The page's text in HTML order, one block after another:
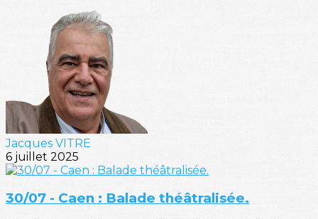
Jacques VITRE
6 juillet 2025
30/07 - Caen : Balade théâtralisée.